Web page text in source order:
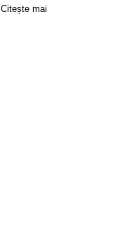
Citește mai